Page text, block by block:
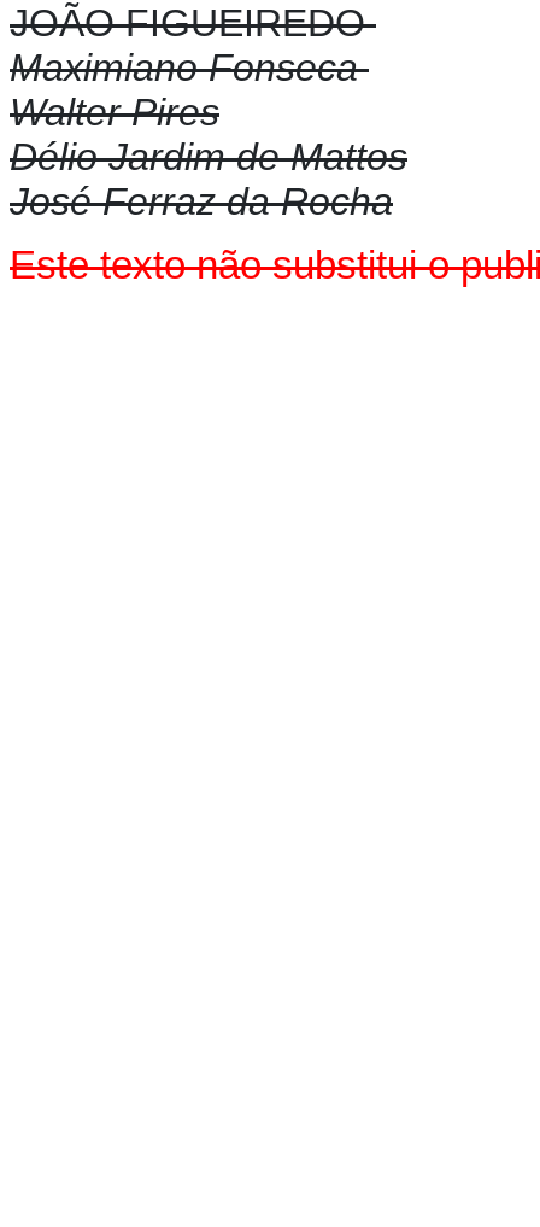
JOÃO FIGUEIREDO
Maximiano Fonseca
Walter Pires
Délio Jardim de Mattos
José Ferraz da Rocha
Este texto não substitui o